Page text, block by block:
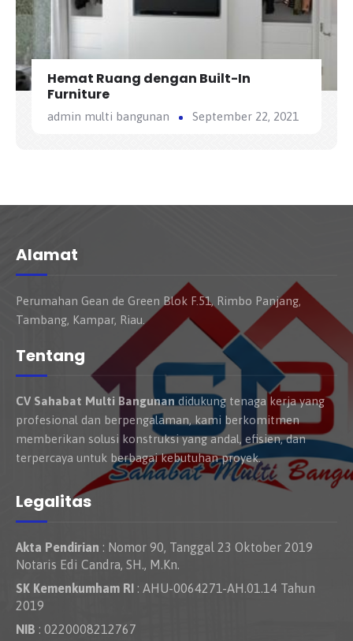
Hemat Ruang dengan Built-In
Furniture
admin multi bangunan September 22, 2021
Alamat
Perumahan Gean de Green Blok F.51, Rimbo Panjang,
Tambang, Kampar, Riau.
Tentang
CV Sahabat Multi Bangunan didukung tenaga kerja yang
profesional dan berpengalaman, kami berkomitmen
memberikan solusi konstruksi yang andal, efisien, dan
terpercaya untuk berbagai kebutuhan proyek.
Legalitas
Akta Pendirian : Nomor 90, Tanggal 23 Oktober 2019
Notaris Edi Candra, SH., M.Kn.
SK Kemenkumham RI : AHU-0064271-AH.01.14 Tahun
2019
NIB : 0220008212767